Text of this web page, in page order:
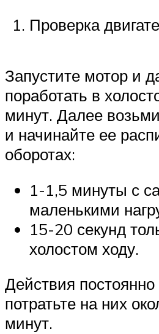
Проверка
Запустите мотор и
поработать в
минут. Далее
и начинайте ее
оборотах:
1-1,5 минуты с
маленькими
15-20 секунд
холостом ходу.
Действия постоянно
потратьте на них
минут.